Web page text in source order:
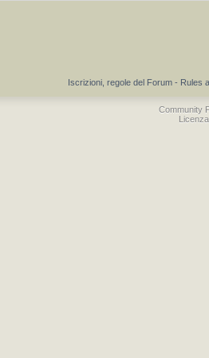
Iscrizioni, regole del Forum - Rules
Community